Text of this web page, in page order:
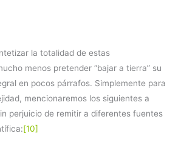
la totalidad de estas
menos pretender “bajar a tierra” su
en pocos párrafos. Simplemente para
mencionaremos los siguientes a
perjuicio de remitir a diferentes fuentes
[10]